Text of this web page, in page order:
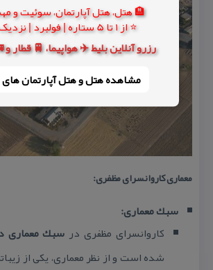
🏨 هتل، هتل آپارتمان، سوئیت و
⭐ از 1 تا 5 ستاره | فولبرد | نزدیک حرم
رزرو آنلاین بلیط ✈️ هواپیما، 🚆 قطار
مشاهده هتل و هتل‌ آپارتمان
معماری كاروانسرای مظفری:
سبك معماری:
كاروانسرای مظفری در سبك معماری
شده است و از نظر معماری، یكی از